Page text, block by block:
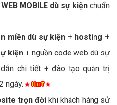
WEB MOBILE dù sự kiệnchuẩn
miền dù sự kiện + hosting +
kiện + nguồn code web dù sự
chi tiết + đào tạo quản trị
ngày.
trọn đời khi khách hàng sử